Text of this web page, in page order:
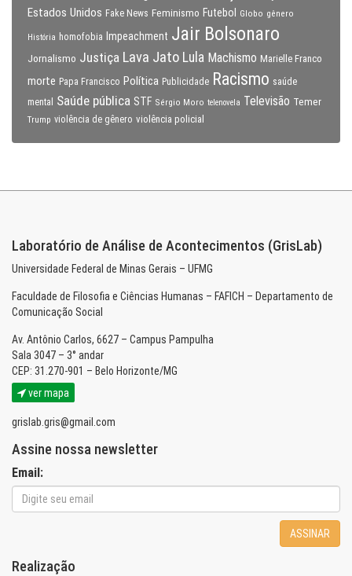
Estados Unidos Fake News Feminismo Futebol Globo gênero
História homofobia Impeachment Jair Bolsonaro
Jornalismo Justiça Lava Jato Lula Machismo Marielle Franco
morte Papa Francisco Política Publicidade Racismo saúde
mental
Saúde pública STF Sérgio Moro telenovela Televisão Temer
Trump violência de gênero violência policial
Laboratório de Análise de Acontecimentos (GrisLab)
Universidade Federal de Minas Gerais – UFMG
Faculdade de Filosofia e Ciências Humanas – FAFICH – Departamento de
Comunicação Social
Av. Antônio Carlos, 6627 – Campus Pampulha
Sala 3047 – 3° andar
CEP: 31.270-901 – Belo Horizonte/MG
ver mapa
grislab.gris@gmail.com
Assine nossa newsletter
Email:
ASSINAR
Realização